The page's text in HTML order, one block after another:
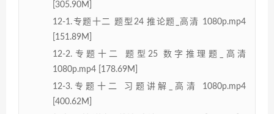
[305.90M]
12-1.专题十二 题型24 推论题_高清 1080p.mp4
[151.89M]
12-2.专题十二 题型25 数字推理题_高清
1080p.mp4 [178.69M]
12-3.专题十二 习题讲解_高清 1080p.mp4
[400.62M]